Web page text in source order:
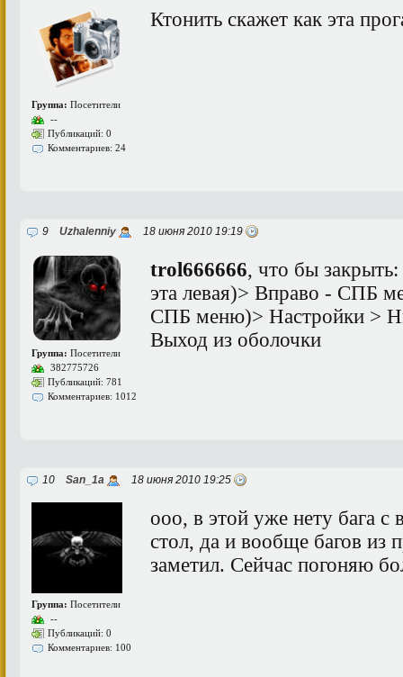
Группа: Посетители
--
Публикаций: 0
Комментариев: 24
Ктонить скажет как эта
9 Uzhalenniy 18 июня 2010 19:19
Группа: Посетители
382775726
Публикаций: 781
Комментариев: 1012
trol666666, что бы
эта левая)> Вправо - СПБ
СПБ меню)> Настройки >
Выход из оболочки
10 San_1a 18 июня 2010 19:25
Группа: Посетители
--
Публикаций: 0
Комментариев: 100
ооо, в этой уже нету бага с
стол, да и вообще багов из
заметил. Сейчас погоняю